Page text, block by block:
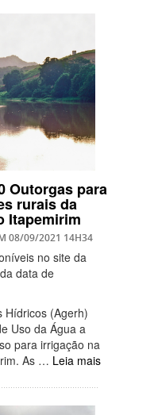
Outorgas para
rurais da
Itapemirim
08/09/2021 14H34
no site da
data de
Hídricos (Agerh)
Uso da Água a
para irrigação na
As … Leia mais